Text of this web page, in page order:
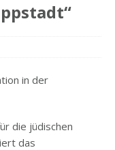
in der
die jüdischen
das